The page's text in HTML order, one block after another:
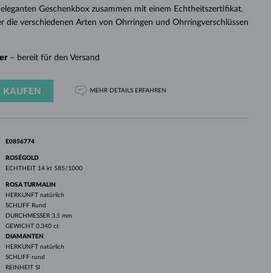
WEISSGOLD
ROSÉGOLD
DURCHSEHEN
WEISSGOLDGeschenkbox zusammen mit einem Echtheitszertifikat.
die verschiedenen Arten von Ohrringen und Ohrringverschlüssen
– bereit für den Versand
KAUFEN MEHR DETAILS ERFAHREN
E0856774
ROSÉGOLD
ECHTHEIT 14 kt 585/1000
ROSA TURMALIN
HERKUNFT natürlich
SCHLIFF Rund
DURCHMESSER 3.5 mm
GEWICHT 0.340 ct
DIAMANTEN
HERKUNFT natürlich
SCHLIFF rund
REINHEIT SI